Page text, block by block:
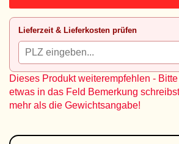
Lieferzeit & Lieferkosten prüfen
Dieses Produkt weiterempfehlen -
etwas in das Feld Bemerkung
mehr als die Gewichtsangabe!